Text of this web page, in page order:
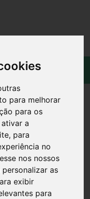
para melhorar
para os
a
, para
no
nos nossos
as
exibir
para